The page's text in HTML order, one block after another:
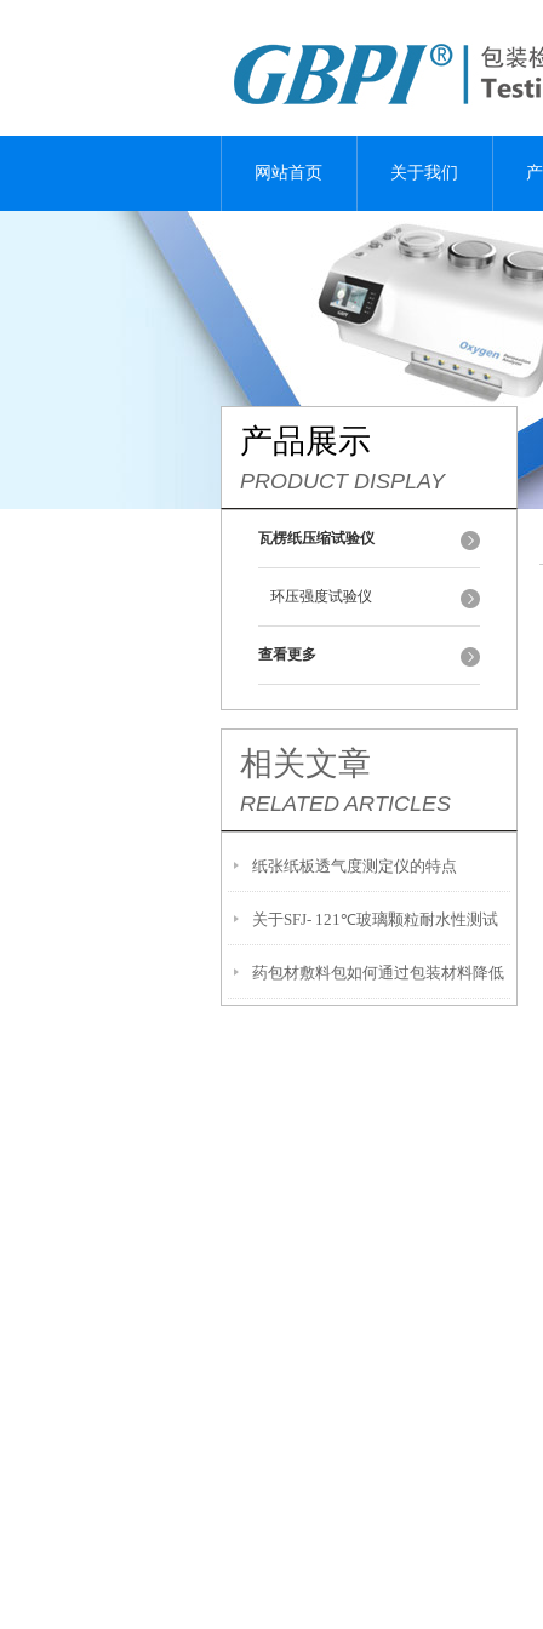
网站首页 关于我们
产品展示
PRODUCT DISPLAY
瓦楞纸压缩试验仪
环压强度试验仪
查看更多
相关文章
RELATED ARTICLES
纸张纸板透气度测定仪的特点
关于SFJ- 121℃玻璃颗粒耐水性测试
方面
药包材敷料包如何通过包装材料降低